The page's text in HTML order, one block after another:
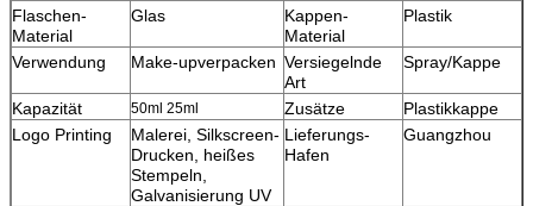
Flaschen-
Material
Glas
Kappen-
Material
Plastik
Verwendung Make-upverpacken Versiegelnde
Art
Spray/Kappe
Kapazität 50ml 25ml Zusätze
Plastikkappe
Logo Printing
Malerei, Silkscreen-
Drucken, heißes
Stempeln,
Galvanisierung UV
Lieferungs-
Hafen
Guangzhou